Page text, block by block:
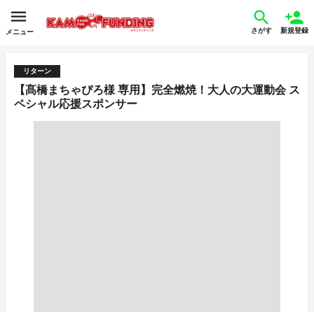
メニュー さがす 新規登録
リターン
【髙橋まちゃぴろ様 専用】完全燃焼！大人の大運動会 ス
ペシャル応援スポンサー